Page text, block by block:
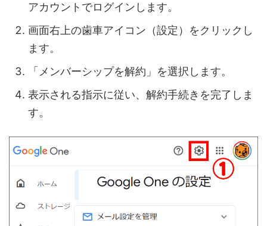
アカウントでログインします。
画面右上の歯車アイコン（設定）をクリックし
ます。
「メンバーシップを解約」を選択します。
表示される指示に従い、解約手続きを完了しま
す。